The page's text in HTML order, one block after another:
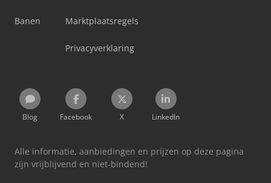
Banen Marktplaatsregels
Privacyverklaring
Blog Facebook X LinkedIn
Alle informatie, aanbiedingen en prijzen op deze pagina
zijn vrijblijvend en niet-bindend!